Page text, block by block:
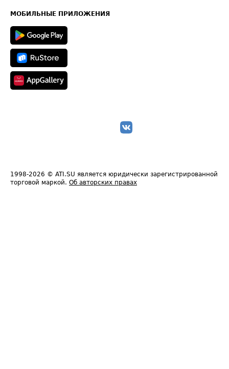
Техническая информация
МОБИЛЬНЫЕ ПРИЛОЖЕНИЯ
1998-2026 © ATI.SU является юридически зарегистрированной
торговой маркой. Об авторских правах